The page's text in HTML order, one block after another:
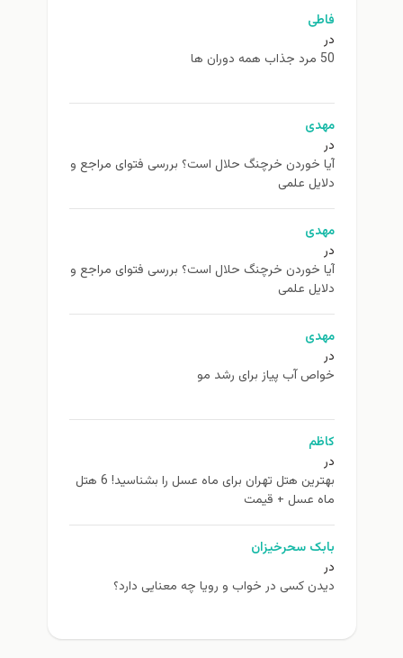
فاطی
در
50 مرد جذاب همه دوران ها
مهدی
در
آیا خوردن خرچنگ حلال است؟ بررسی فتوای مراجع و
دلایل علمی
مهدی
در
آیا خوردن خرچنگ حلال است؟ بررسی فتوای مراجع و
دلایل علمی
مهدی
در
خواص آب پیاز برای رشد مو
کاظم
در
بهترین هتل تهران برای ماه عسل را بشناسید! 6 هتل
ماه عسل + قیمت
بابک سحرخیزان
در
دیدن کسی در خواب و رویا چه معنایی دارد؟